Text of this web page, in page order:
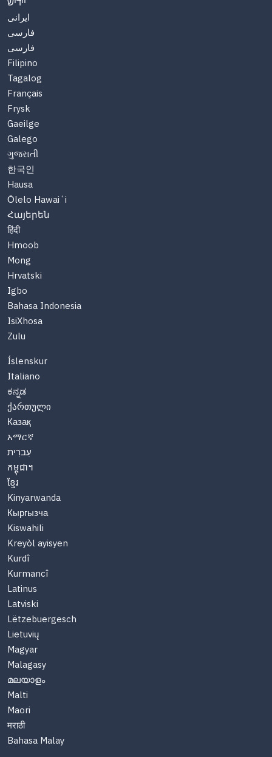
ایرانی
فارسی
فارسی
Filipino
Tagalog
Français
Frysk
Gaeilge
Galego
ગુજરાતી
한국인
Hausa
Ōlelo Hawaiʻi
Հայերեն
हिंदी
Hmoob
Mong
Hrvatski
Igbo
Bahasa Indonesia
IsiXhosa
Zulu
Íslenskur
Italiano
ಕನ್ನಡ
ქართული
Казақ
አማርኛ
עִברִית
កម្ពុជា។
ខ្មែរ
Kinyarwanda
Кыргызча
Kiswahili
Kreyòl ayisyen
Kurdî
Kurmancî
Latinus
Latviski
Lëtzebuergesch
Lietuvių
Magyar
Malagasy
മലയാളം
Malti
Maori
मराठी
Bahasa Malay